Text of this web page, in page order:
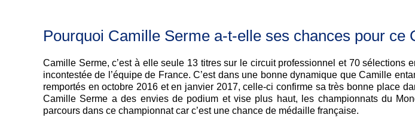
Pourquoi Camille Serme a-t-elle ses chances pour ce
Camille Serme, c’est à elle seule 13 titres sur le circuit professionnel et 70
incontestée de l’équipe de France. C’est dans une bonne dynamique que Camille
remportés en octobre 2016 et en janvier 2017, celle-ci confirme sa très bonne place
Camille Serme a des envies de podium et vise plus haut, les championnats du
parcours dans ce championnat car c’est une chance de médaille française.